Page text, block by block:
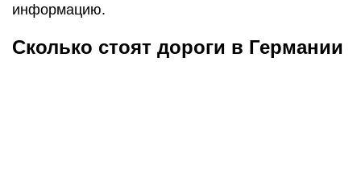
информацию.
Сколько стоят дороги в Германии